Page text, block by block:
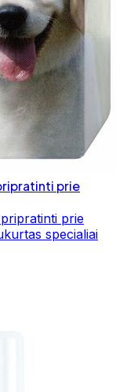
prie
prie
specialiai